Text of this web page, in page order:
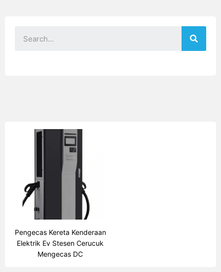
Pengecas Kereta Kenderaan
Elektrik Ev Stesen Cerucuk
Mengecas DC